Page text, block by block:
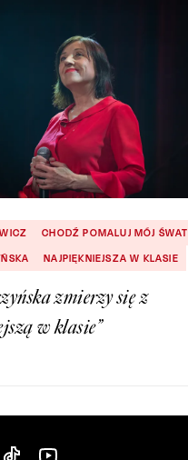
CHODŹ POMALUJ MÓJ ŚWAT
NAJPIĘKNIEJSZA W KLASIE
zmierzy się z
w klasie”